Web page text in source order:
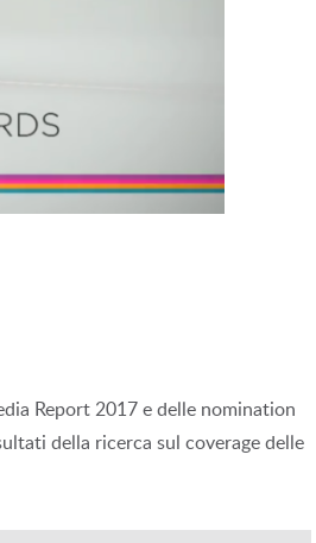
Report 2017 e delle nomination
della ricerca sul coverage delle